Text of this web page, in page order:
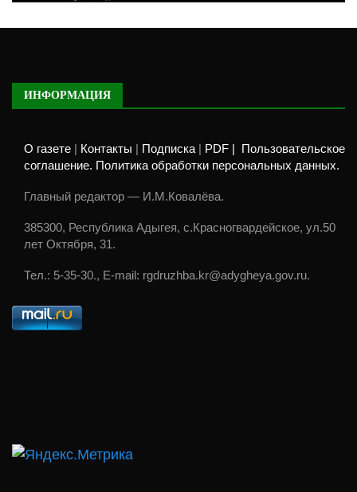
ИНФОРМАЦИЯ
О газете Контакты Подписка PDF |
Пользовательское
соглашение. Политика обработки персональных данных.
Главный редактор — И.М.Ковалёва.
385300, Республика Адыгея, с.Красногвардейское, ул.50
лет Октября, 31.
Тел.: 5-35-30., E-mail: rgdruzhba.kr@adygheya.gov.ru.